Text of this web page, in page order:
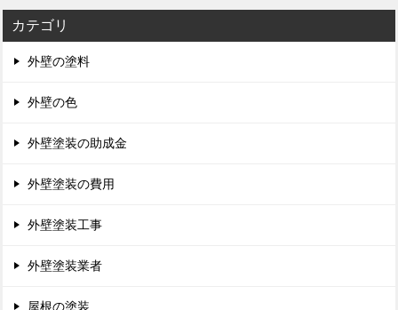
カテゴリ
外壁の塗料
外壁の色
外壁塗装の助成金
外壁塗装の費用
外壁塗装工事
外壁塗装業者
屋根の塗装